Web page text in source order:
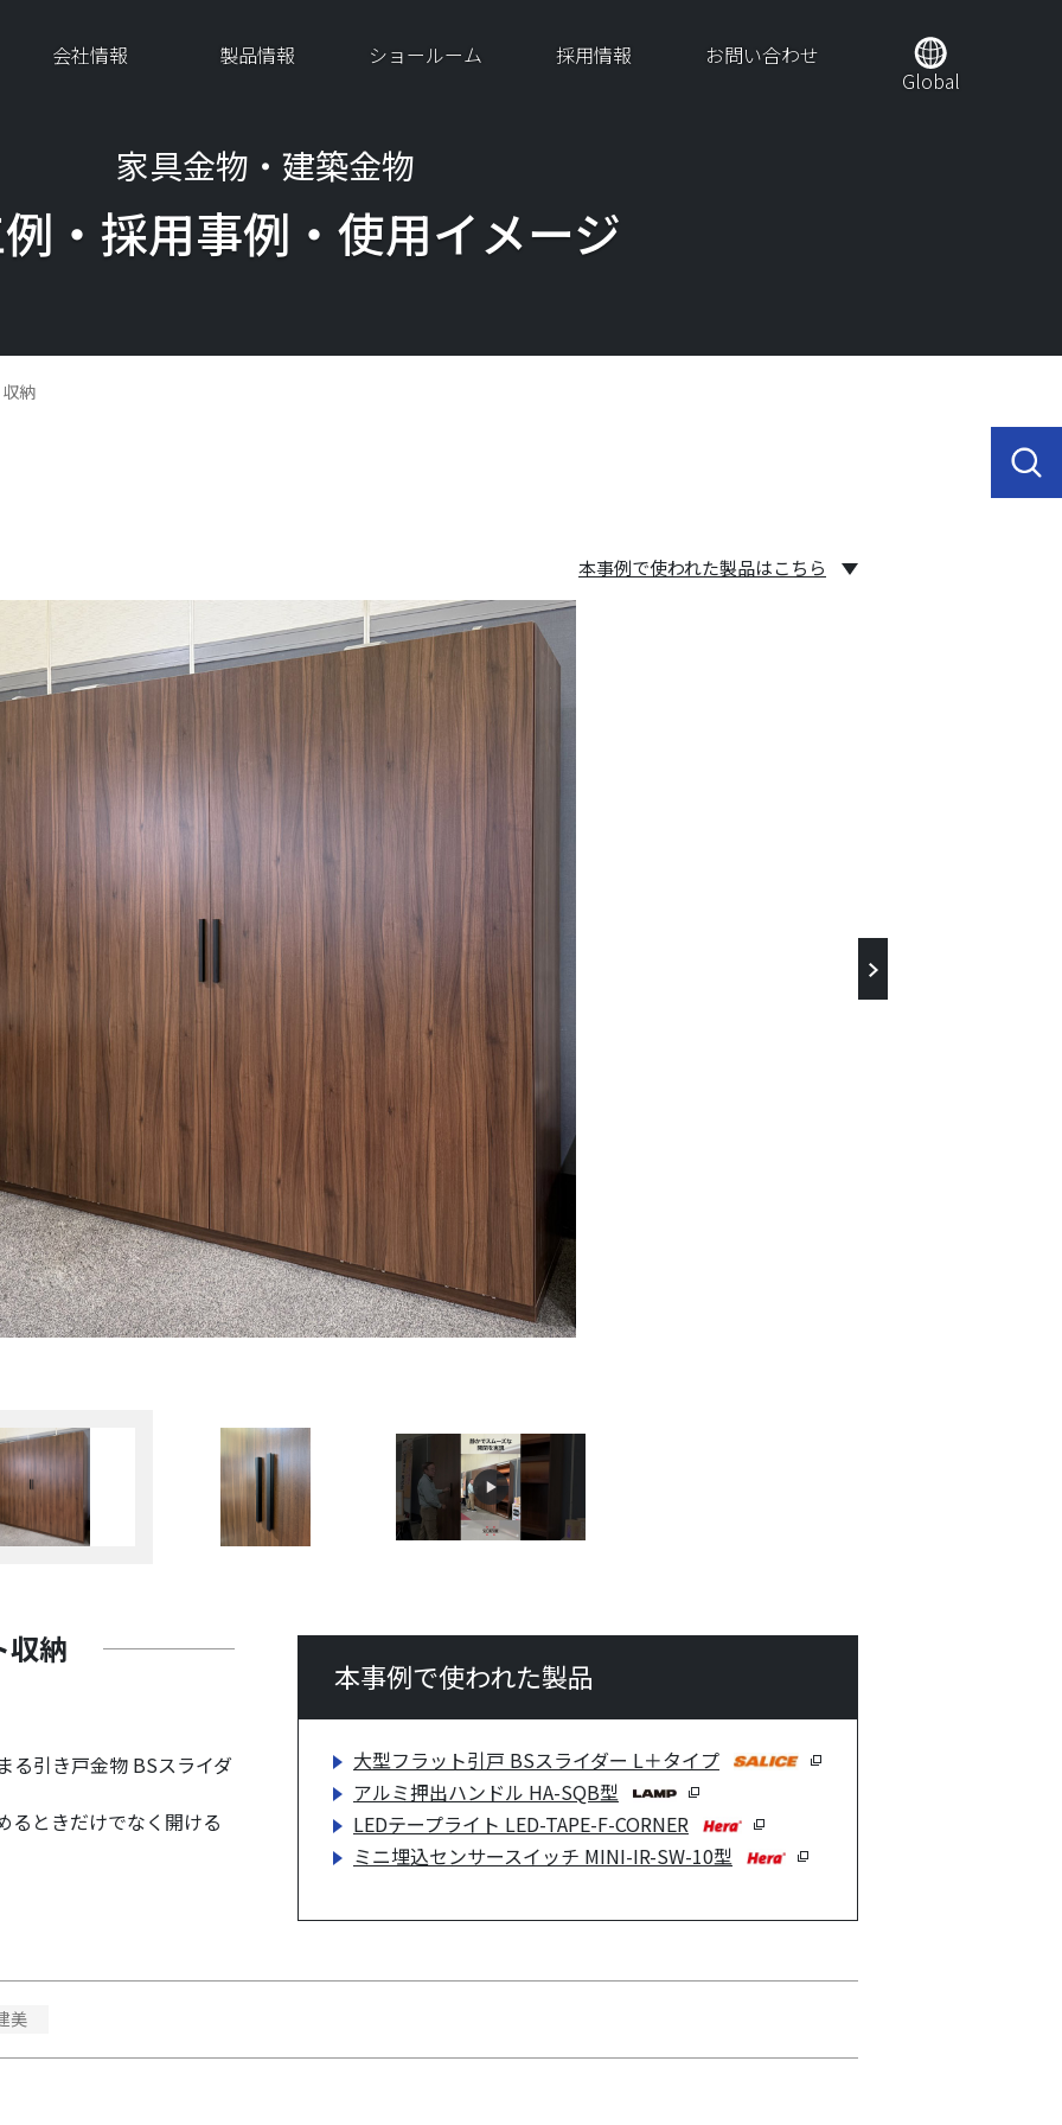
会社情報 製品情報 ショールーム 採用情報
お問い合わせ
Global
家具金物・建築金物
・採用事例・ 使用イメージ
納
本事例で使われた製品はこちら
収納
る引き戸金物 BSスライダ
るときだけでなく開ける
本事例で使われた製品
大型フラット引戸 BSスライダー L＋タイプ
アルミ押出ハンドル HA-SQB型
LEDテープライト LED-TAPE-F-CORNER
ミニ埋込センサースイッチ MINI-IR-SW-10型
美